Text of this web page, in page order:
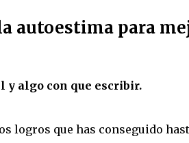
autoestima para
y algo con que escribir.
logros que has conseguido